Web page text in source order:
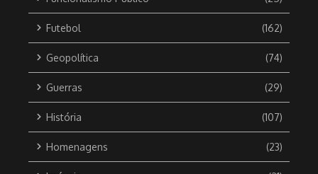
Futebol (162)
Geopolítica (74)
Guerras (29)
História (107)
Homenagens (23)